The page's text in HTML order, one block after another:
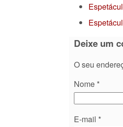
Deixe um
O seu
Nome *
E-mail *